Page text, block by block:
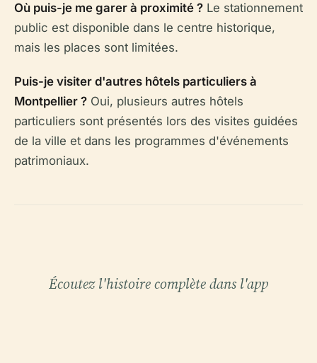
Où puis-je me garer à proximité ? Le stationnement
public est disponible dans le centre historique,
mais les places sont limitées.
Puis-je visiter d'autres hôtels particuliers à
Montpellier ? Oui, plusieurs autres hôtels
particuliers sont présentés lors des visites guidées
de la ville et dans les programmes d'événements
patrimoniaux.
Écoutez l'histoire complète dans l'app